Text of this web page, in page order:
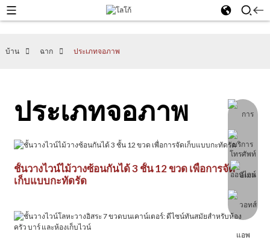
บ้าน ฉาก ประเภทจอภาพ
ประเภทจอภาพ
ชั้นวางไวน์ไม้วางซ้อนกันได้ 3 ชั้น 12 ขวด เพื่อการจัด
เก็บแบบกะทัดรัด